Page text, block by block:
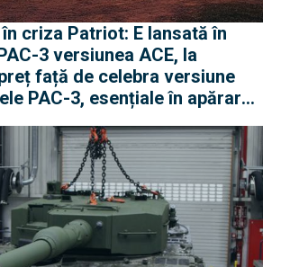
criza Patriot: E lansată în
3 versiunea ACE, la
față de celebra versiune
PAC-3, esențiale în apărarea